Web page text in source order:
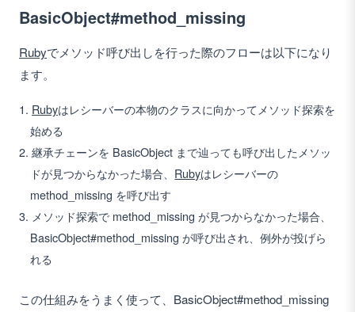
BasicObject#method_missing
Rubyでメソッド呼び出しを行った際のフローは以下になり
ます。
Rubyはレシーバーの本物のクラスに向かってメソッド探索を
始める
継承チェーンを BasicObject まで辿っても呼び出したメソッ
ドが見つからなかった場合、 Rubyはレシーバーの
method_missing を呼び出す
メソッド探索で method_missing が見つからなかった場合、
BasicObject#method_missing が呼び出され、例外が投げら
れる
この仕組みをうまく使って、BasicObject#method_missing